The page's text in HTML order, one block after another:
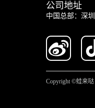
公司地址
中国总部：深
Copyright ©蛙来